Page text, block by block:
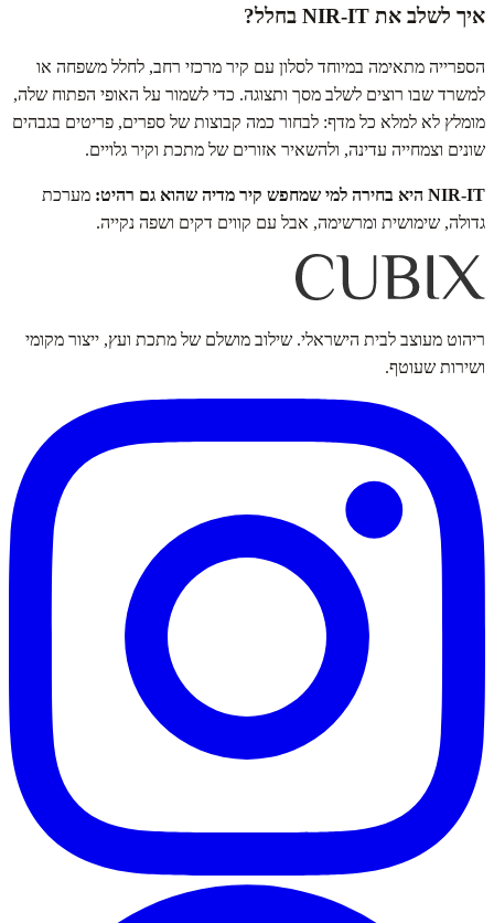
איך לשלב את NIR‑IT בחלל?
הספרייה מתאימה במיוחד לסלון עם קיר מרכזי רחב, לחלל משפחה או
למשרד שבו רוצים לשלב מסך ותצוגה. כדי לשמור על האופי הפתוח שלה,
מומלץ לא למלא כל מדף: לבחור כמה קבוצות של ספרים, פריטים בגבהים
שונים וצמחייה עדינה, ולהשאיר אזורים של מתכת וקיר גלויים.
NIR‑IT היא בחירה למי שמחפש קיר מדיה שהוא גם רהיט:
מערכת
גדולה, שימושית ומרשימה, אבל עם קווים דקים ושפה נקייה.
ריהוט מעוצב לבית הישראלי. שילוב מושלם של מתכת ועץ, ייצור מקומי
ושירות שעוטף.